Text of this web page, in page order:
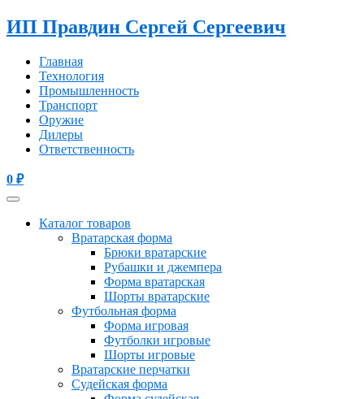
ИП Правдин Сергей Сергеевич
Главная
Технология
Промышленность
Транспорт
Оружие
Дилеры
Ответственность
0 ₽
Каталог товаров
Вратарская форма
Брюки вратарские
Рубашки и джемпера
Форма вратарская
Шорты вратарские
Футбольная форма
Форма игровая
Футболки игровые
Шорты игровые
Вратарские перчатки
Судейская форма